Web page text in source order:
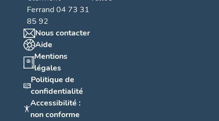
Ferrand 04 73 31
85 92
Nous contacter
Aide
Mentions
légales
Politique de
confidentialité
Accessibilité :
non conforme